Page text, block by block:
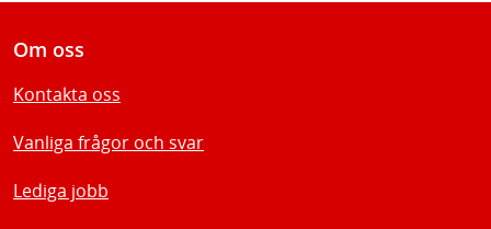
Om oss
Kontakta oss
Vanliga frågor och svar
Lediga jobb